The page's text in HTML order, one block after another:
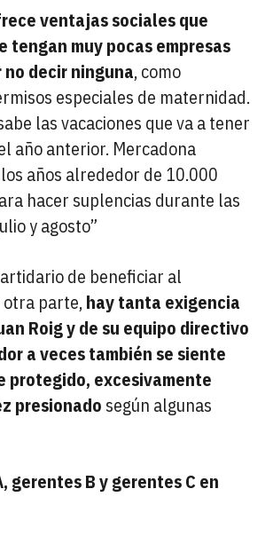
ventajas sociales que
tengan muy pocas empresas
decir ninguna, como
especiales de maternidad.
las vacaciones que va a tener
año anterior. Mercadona
años alrededor de 10.000
hacer suplencias durante las
y agosto”
de beneficiar al
parte,hay tanta exigencia
Roig y de su equipo directivo
a veces también se siente
protegido, excesivamente
presionado según algunas
gerentes B y gerentes C en